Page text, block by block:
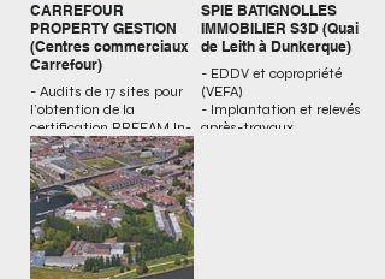
CARREFOUR
PROPERTY GESTION
(Centres commerciaux
Carrefour)
- Audits de 17 sites pour
l’obtention de la
certification BREEAM In-
Use relative à la
performance
environnementale d’un
bâtiment en exploitation
SPIE BATIGNOLLES
IMMOBILIER S3D (Quai
de Leith à Dunkerque)
- EDDV et copropriété
(VEFA)
- Implantation et relevés
après-travaux